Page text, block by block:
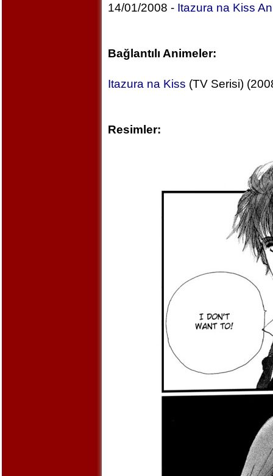
14/01/2008 - Itazura na Kiss
Bağlantılı Animeler:
Itazura na Kiss (TV Serisi)
Resimler: